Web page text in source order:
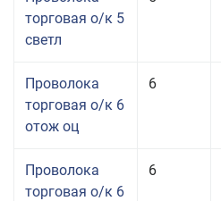
торговая о/к 5
светл
Проволока
торговая о/к 6
отож оц
6
Проволока
торговая о/к 6
6